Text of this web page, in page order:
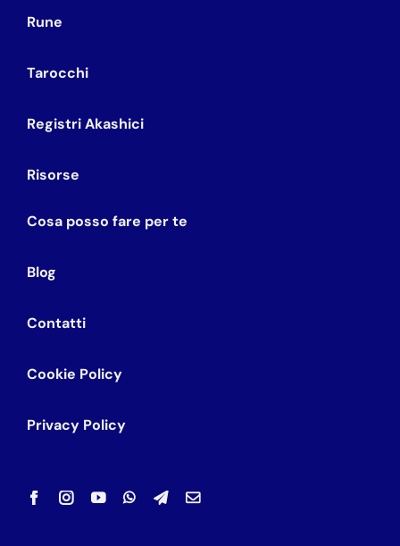
Rune
Tarocchi
Registri Akashici
Risorse
Cosa posso fare per te
Blog
Contatti
Cookie Policy
Privacy Policy